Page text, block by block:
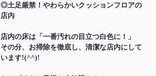
◎土足厳禁！やわらかいクッションフロアの
店内
店内の床は「一番汚れの目立つ白色に！」
その分、お掃除を徹底し、清潔な店内にして
います!(^^)!